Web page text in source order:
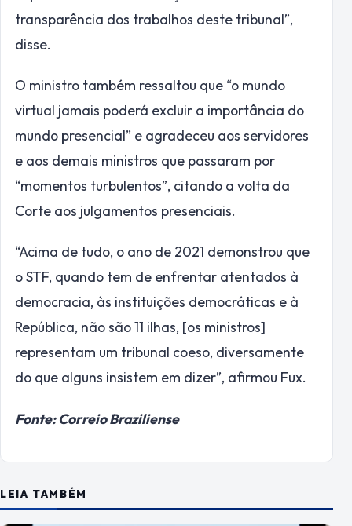
transparência dos trabalhos deste tribunal”,
disse.
O ministro também ressaltou que “o mundo
virtual jamais poderá excluir a importância do
mundo presencial” e agradeceu aos servidores
e aos demais ministros que passaram por
“momentos turbulentos”, citando a volta da
Corte aos julgamentos presenciais.
“Acima de tudo, o ano de 2021 demonstrou que
o STF, quando tem de enfrentar atentados à
democracia, às instituições democráticas e à
República, não são 11 ilhas, [os ministros]
representam um tribunal coeso, diversamente
do que alguns insistem em dizer”, afirmou Fux.
Fonte: Correio Braziliense
LEIA TAMBÉM